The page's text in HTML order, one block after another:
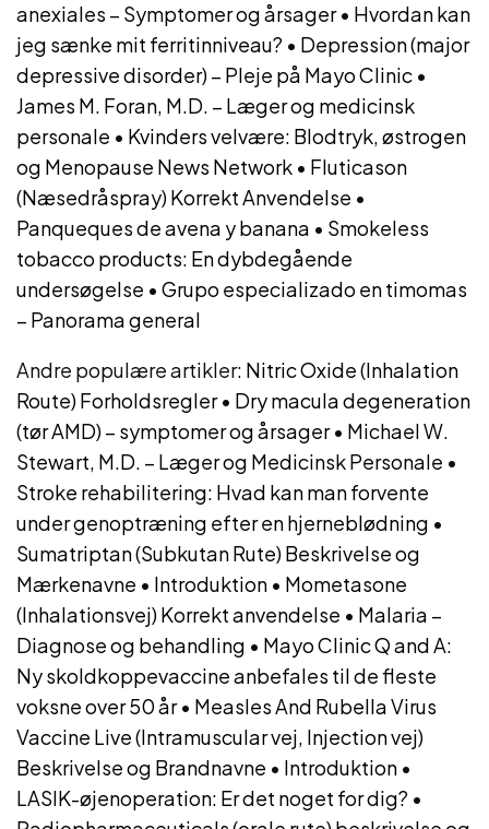
anexiales – Symptomer og årsager• Hvordan kan
jeg sænke mit ferritinniveau? • Depression (major
depressive disorder) – Pleje på Mayo Clinic •
James M. Foran, M.D. – Læger og medicinsk
personale • Kvinders velvære: Blodtryk, østrogen
og Menopause News Network • Fluticason
(Næsedråspray) Korrekt Anvendelse •
Panqueques de avena y banana • Smokeless
tobacco products: En dybdegående
undersøgelse • Grupo especializado en timomas
– Panorama general
Andre populære artikler: Nitric Oxide (Inhalation
Route) Forholdsregler• Dry macula degeneration
(tør AMD) – symptomer og årsager• Michael W.
Stewart, M.D. – Læger og Medicinsk Personale •
Stroke rehabilitering: Hvad kan man forvente
under genoptræning efter en hjerneblødning •
Sumatriptan (Subkutan Rute) Beskrivelse og
Mærkenavne • Introduktion • Mometasone
(Inhalationsvej) Korrekt anvendelse • Malaria –
Diagnose og behandling • Mayo Clinic Q and A:
Ny skoldkoppevaccine anbefales til de fleste
voksne over 50 år• Measles And Rubella Virus
Vaccine Live (Intramuscular vej, Injection vej)
Beskrivelse og Brandnavne • Introduktion •
LASIK-øjenoperation: Er det noget for dig? •